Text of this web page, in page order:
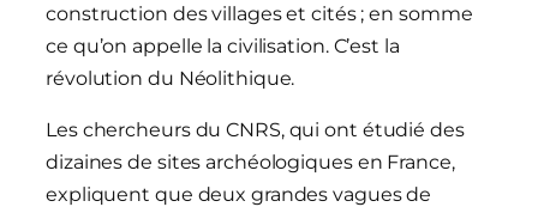
construction des villages et cités ; en somme
ce qu’on appelle la civilisation. C’est la
révolution du Néolithique.
Les chercheurs du CNRS, qui ont étudié des
dizaines de sites archéologiques en France,
expliquent que deux grandes vagues de